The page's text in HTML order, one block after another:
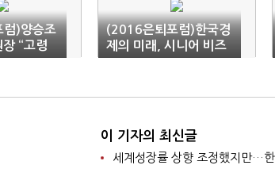
)양승조
“고령
준비 절
(2016은퇴포럼)한국경
제의 미래, 시니어 비즈
니스에 주목하다
이 기자의 최신글
세계성장률 상향 조정했지만…